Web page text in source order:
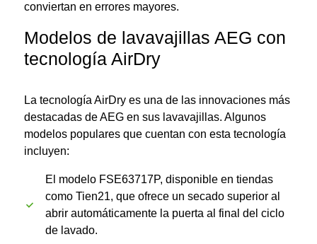
conviertan en errores mayores.
Modelos de lavavajillas AEG con
tecnología AirDry
La tecnología AirDry es una de las innovaciones más
destacadas de AEG en sus lavavajillas. Algunos
modelos populares que cuentan con esta tecnología
incluyen:
El modelo FSE63717P, disponible en tiendas
como Tien21, que ofrece un secado superior al
abrir automáticamente la puerta al final del ciclo
de lavado.